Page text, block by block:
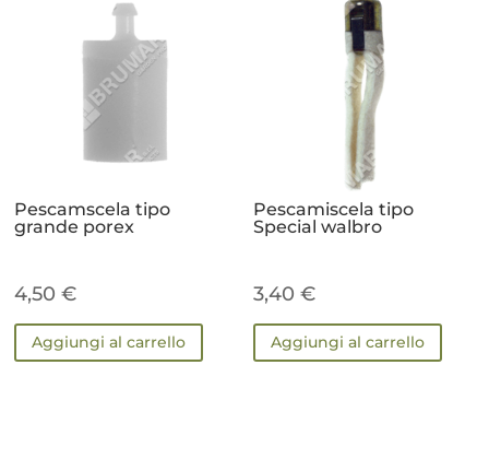
Pescamscela tipo
grande porex
4,50€
Aggiungi al carrello
Pescamiscela tipo
Special walbro
3,40€
Aggiungi al carrello